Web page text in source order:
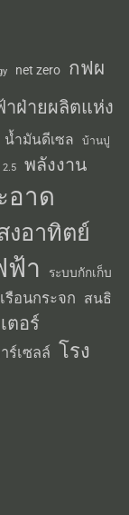
net zero กฟผ
าฝ่ายผลิตแห่ง
น้ำมันดีเซล บ้านปู
พลังงาน
อาด
งอาทิตย์
ฟ้า
ระบบกักเก็บ
รือนกระจก สนธิ
ตอร์
ร์เซลล์ โรง